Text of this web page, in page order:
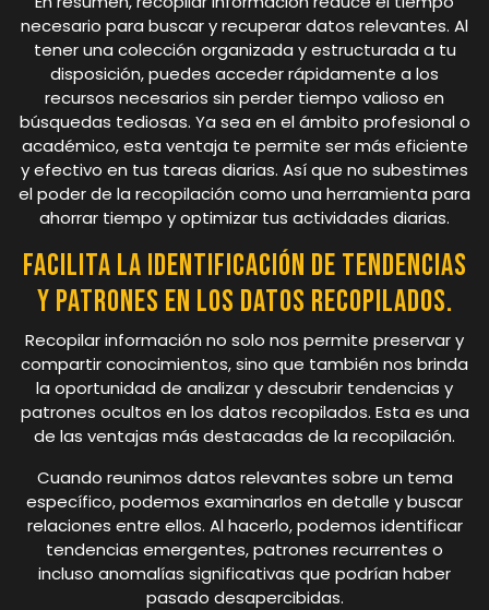
necesario para buscar y recuperar datos relevantes. Al
tener una colección organizada y estructurada a tu
disposición, puedes acceder rápidamente a los
recursos necesarios sin perder tiempo valioso en
búsquedas tediosas. Ya sea en el ámbito profesional o
académico, esta ventaja te permite ser más eficiente
y efectivo en tus tareas diarias. Así que no subestimes
el poder de la recopilación como una herramienta para
ahorrar tiempo y optimizar tus actividades diarias.
Facilita la identificación de tendencias
y patrones en los datos recopilados.
Recopilar información no solo nos permite preservar y
compartir conocimientos, sino que también nos brinda
la oportunidad de analizar y descubrir tendencias y
patrones ocultos en los datos recopilados. Esta es una
de las ventajas más destacadas de la recopilación.
Cuando reunimos datos relevantes sobre un tema
específico, podemos examinarlos en detalle y buscar
relaciones entre ellos. Al hacerlo, podemos identificar
tendencias emergentes, patrones recurrentes o
incluso anomalías significativas que podrían haber
pasado desapercibidas.